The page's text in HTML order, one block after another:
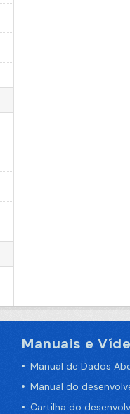
Manuais e
Manual de Dados
Manual do
Cartilha do